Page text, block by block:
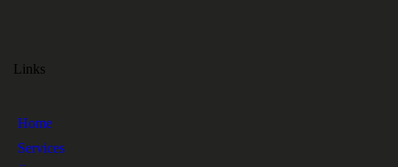
Links
Home
Services